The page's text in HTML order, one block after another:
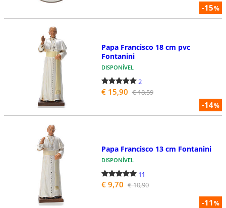
-15%
-14%
Papa Francisco 18 cm pvc
Fontanini
DISPONÍVEL
2
€ 15,90 € 18,59
-11%
Papa Francisco 13 cm Fontanini
DISPONÍVEL
11
€ 9,70 € 10,90